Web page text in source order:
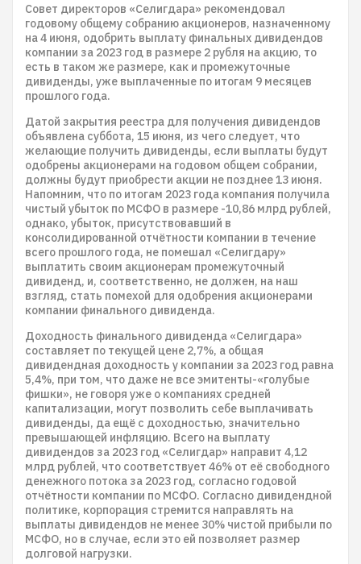
Совет директоров «Селигдара» рекомендовал
годовому общему собранию акционеров, назначенному
на 4 июня, одобрить выплату финальных дивидендов
компании за 2023 год в размере 2 рубля на акцию, то
есть в таком же размере, как и промежуточные
дивиденды, уже выплаченные по итогам 9 месяцев
прошлого года.
Датой закрытия реестра для получения дивидендов
объявлена суббота, 15 июня, из чего следует, что
желающие получить дивиденды, если выплаты будут
одобрены акционерами на годовом общем собрании,
должны будут приобрести акции не позднее 13 июня.
Напомним, что по итогам 2023 года компания получила
чистый убыток по МСФО в размере -10,86 млрд рублей,
однако, убыток, присутствовавший в
консолидированной отчётности компании в течение
всего прошлого года, не помешал «Селигдару»
выплатить своим акционерам промежуточный
дивиденд, и, соответственно, не должен, на наш
взгляд, стать помехой для одобрения акционерами
компании финального дивиденда.
Доходность финального дивиденда «Селигдара»
составляет по текущей цене 2,7%, а общая
дивидендная доходность у компании за 2023 год равна
5,4%, при том, что даже не все эмитенты-«голубые
фишки», не говоря уже о компаниях средней
капитализации, могут позволить себе выплачивать
дивиденды, да ещё с доходностью, значительно
превышающей инфляцию. Всего на выплату
дивидендов за 2023 год «Селигдар» направит 4,12
млрд рублей, что соответствует 46% от её свободного
денежного потока за 2023 год, согласно годовой
отчётности компании по МСФО. Согласно дивидендной
политике, корпорация стремится направлять на
выплаты дивидендов не менее 30% чистой прибыли по
МСФО, но в случае, если это ей позволяет размер
долговой нагрузки.